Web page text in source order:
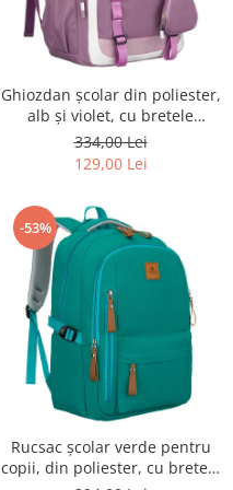
Ghiozdan școlar din poliester,
alb și violet, cu bretele
reglabile - Peterson PTR-PTN
8603-1303 PURPLE
334,00 Lei
129,00 Lei
-53%
Rucsac școlar verde pentru
copii, din poliester, cu bretele